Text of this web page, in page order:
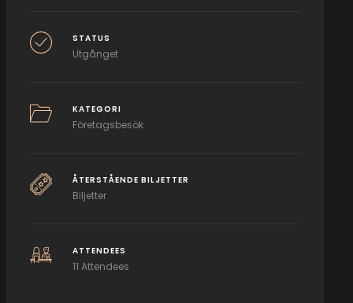
STATUS
Utgånget
KATEGORI
Företagsbesök
ÅTERSTÅENDE BILJETTER
Biljetter
ATTENDEES
11 Attendees